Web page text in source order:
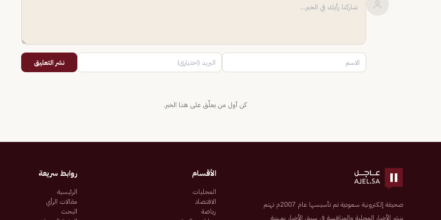
نشر التعليق
كن أول من يعلّق على هذا الخبر.
صحيفة إلكترونية سعودية تم تأسيسها عام 2007م تهتم
بنشر الأخبار المحلية والمنافسة في سبق الأخبار بمهنية
الأقسام
المحليات
الاقتصاد
رياضة
روابط سريعة
الرئيسية
مقالات الرأي
البحث